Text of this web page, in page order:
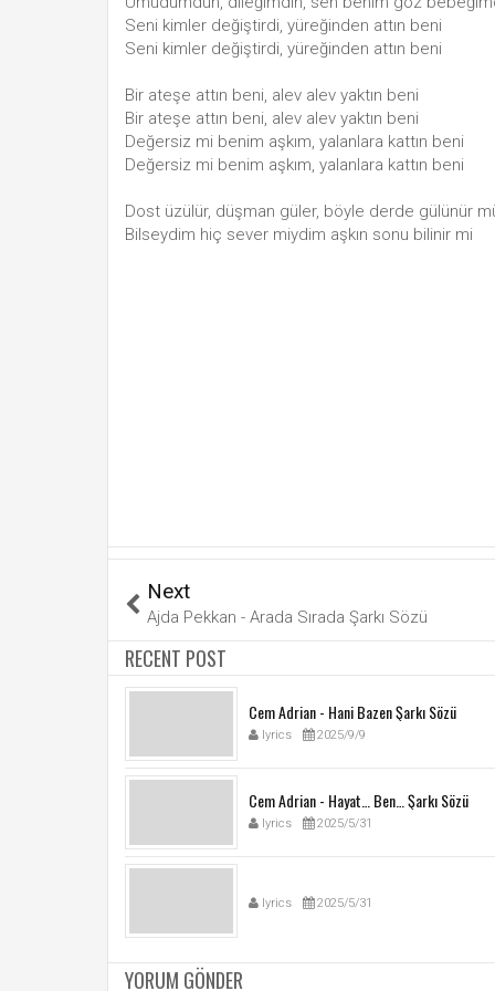
Seni kimler değiştirdi, yüreğinden attın beni
Seni kimler değiştirdi, yüreğinden attın beni
Bir ateşe attın beni, alev alev yaktın beni
Bir ateşe attın beni, alev alev yaktın beni
Değersiz mi benim aşkım, yalanlara kattın beni
Değersiz mi benim aşkım, yalanlara kattın beni
Dost üzülür, düşman güler, böyle derde gülünür
Bilseydim hiç sever miydim aşkın sonu bilinir mi
Next
Ajda Pekkan - Arada Sırada Şarkı Sözü
RECENT POST
Cem Adrian - Hani Bazen Şarkı Sözü
lyrics 2025/9/9
Cem Adrian - Hayat… Ben… Şarkı Sözü
lyrics 2025/5/31
lyrics 2025/5/31
YORUM GÖNDER